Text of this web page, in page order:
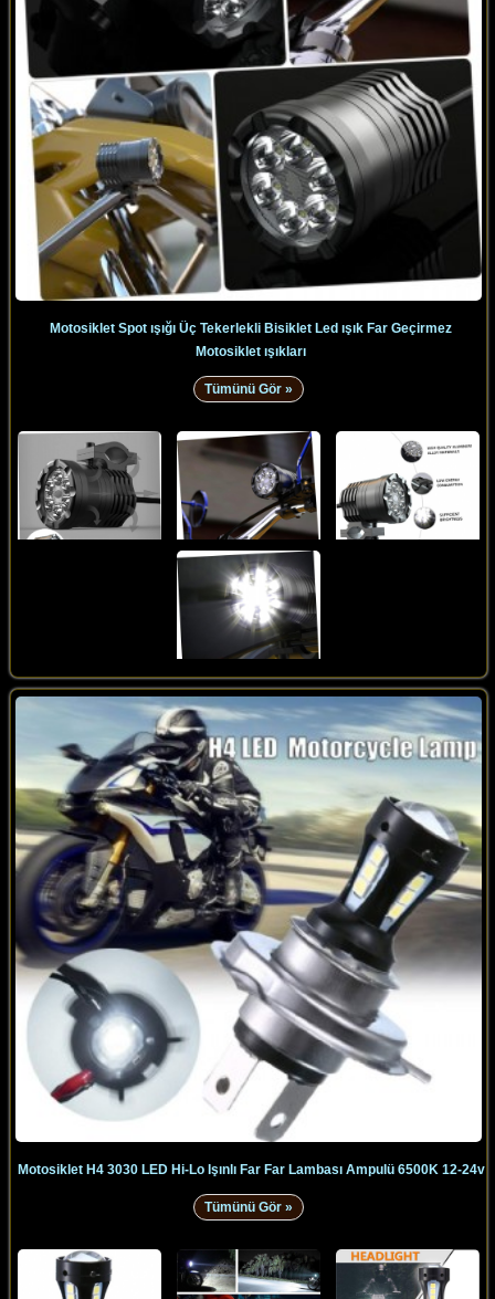
Motosiklet Spot ışığı Üç Tekerlekli Bisiklet Led ışık Far Geçirmez
Motosiklet ışıkları
Tümünü Gör »
Motosiklet H4 3030 LED Hi-Lo Işınlı Far Far Lambası Ampulü 6500K 12-24v
Tümünü Gör »